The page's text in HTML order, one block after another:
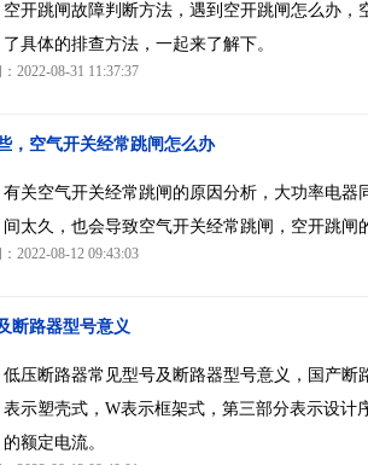
空开跳闸故障判断方法，遇到空开跳闸怎么办
了具体的排查方法，一起来了解下。
2022-08-31 11:37:37
，空气开关经常跳闸怎么办
有关空气开关经常跳闸的原因分析，大功率电
间太久，也会导致空气开关经常跳闸，空开跳闸
2022-08-12 09:43:03
断路器型号意义
低压断路器常见型号及断路器型号意义，国产
表示塑壳式，W表示框架式，第三部分表示设计
的额定电流。